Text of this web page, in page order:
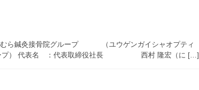
灸接骨院グループ （ユウゲンガイシャオプティ
プ） 代表名 ：代表取締役社長 西村 隆宏（に […]